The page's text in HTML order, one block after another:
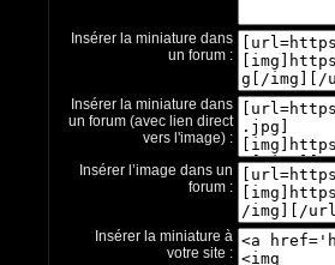
Insérer la miniature dans
un forum :
Insérer la miniature dans
un forum (avec lien direct
vers l'image) :
Insérer l’image dans un
forum :
Insérer la miniature à
votre site :